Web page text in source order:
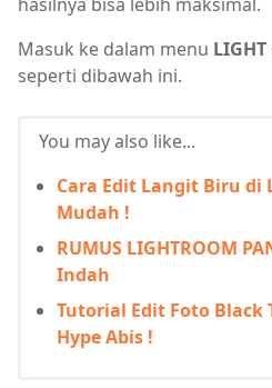
Masuk ke dalam menu LIGHT
seperti dibawah ini.
You may also like...
Cara Edit Langit Biru
Mudah !
RUMUS LIGHTROOM
Indah
Tutorial Edit Foto Black
Hype Abis !